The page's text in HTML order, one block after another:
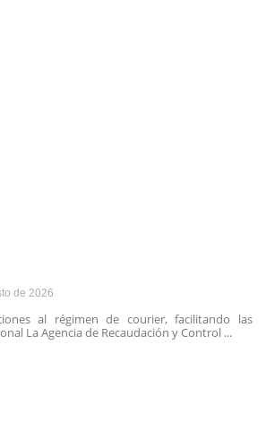
de 2026
al régimen de courier, facilitando las
La Agencia de Recaudación y Control ...